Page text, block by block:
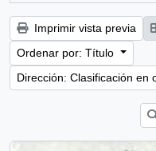
Imprimir vista previa
Ordenar por: Título
Dirección: Clasificación en